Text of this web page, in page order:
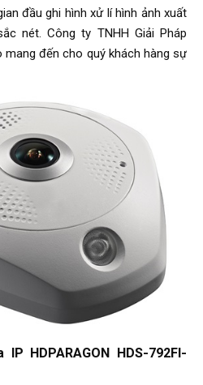
đầu ghi hình xử lí hình ảnh xuất
nét. Công ty TNHH Giải Pháp
mang đến cho quý khách hàng sự
HDPARAGON HDS-792FI-